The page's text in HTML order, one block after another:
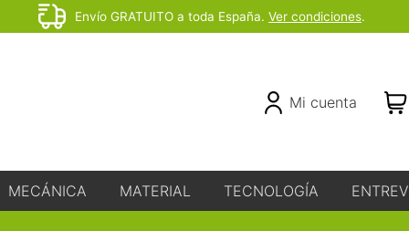
Before
Envío GRATUITO a toda España. Ver condiciones.
Header
RightMi cuenta
MECÁNICA MATERIAL TECNOLOGÍA